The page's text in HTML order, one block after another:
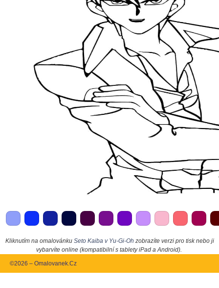
Kliknutím na omalovánku Seto Kaiba v Yu-Gi-Oh zobrazíte verzi pro tisk nebo ji
vybarvíte online (kompatibilní s tablety iPad a Android).
©2026 – Omalovanek.Cz